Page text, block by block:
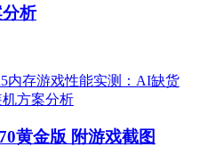
析
黄金版 附游戏截图